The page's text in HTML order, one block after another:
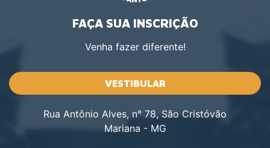
FAÇA SUA INSCRIÇÃO
Venha fazer diferente!
VESTIBULAR
Rua Antônio Alves, n° 78, São Cristóvão
Mariana - MG